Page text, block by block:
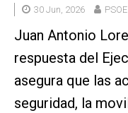
30 Jun, 2026
Juan Antonio
respuesta del
asegura que las
seguridad, la